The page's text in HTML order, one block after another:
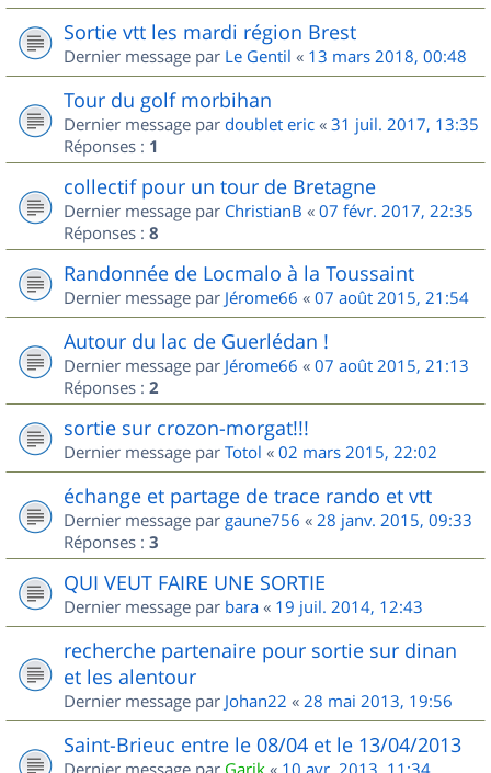
Sortie vtt les mardi région Brest
Dernier message par Le Gentil « 13 mars 2018, 00:48
Tour du golf morbihan
Dernier message par doublet eric « 31 juil. 2017, 13:35
Réponses : 1
collectif pour un tour de Bretagne
Dernier message par ChristianB « 07 févr. 2017, 22:35
Réponses : 8
Randonnée de Locmalo à la Toussaint
Dernier message par Jérome66 « 07 août 2015, 21:54
Autour du lac de Guerlédan !
Dernier message par Jérome66 « 07 août 2015, 21:13
Réponses : 2
sortie sur crozon-morgat!!!
Dernier message par Totol « 02 mars 2015, 22:02
échange et partage de trace rando et vtt
Dernier message par gaune756 « 28 janv. 2015, 09:33
Réponses : 3
QUI VEUT FAIRE UNE SORTIE
Dernier message par bara « 19 juil. 2014, 12:43
recherche partenaire pour sortie sur dinan
et les alentour
Dernier message par Johan22 « 28 mai 2013, 19:56
Saint-Brieuc entre le 08/04 et le 13/04/2013
Dernier message par Garik « 10 avr. 2013, 11:34